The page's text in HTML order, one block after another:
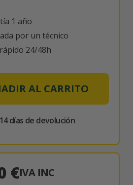
1 año
por un técnico
24/48h
AL CARRITO
14 días de devolución
€IVA INC